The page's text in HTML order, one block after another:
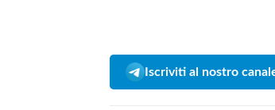
Iscriviti al nostro